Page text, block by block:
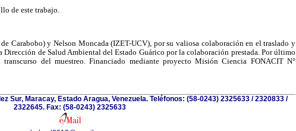
de este trabajo.
Carabobo) y Nelson Moncada (IZET-UCV), por su valiosa colaboración en el traslado y
Dirección de Salud Ambiental del Estado Guárico por la colaboración prestada. Por último
del muestreo. Financiado mediante proyecto Misión Ciencia FONACIT N°
Sur, Maracay, Estado Aragua, Venezuela. Teléfonos: (58-0243) 2325633 / 2320833 /
2322645. Fax: (58-0243) 2325633